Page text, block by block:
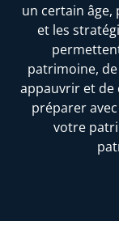
un certain âge,
et les
patrimoine, de
appauvrir et de
préparer
votre